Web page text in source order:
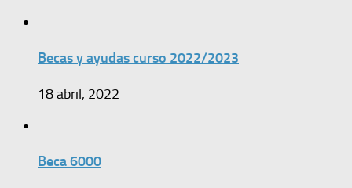
Becas y ayudas curso 2022/2023
18 abril, 2022
Beca 6000